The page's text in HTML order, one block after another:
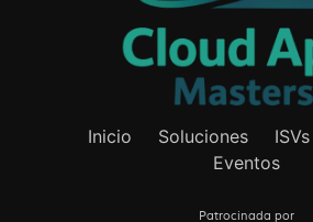
Inicio Soluciones ISVs
Eventos
Patrocinada por